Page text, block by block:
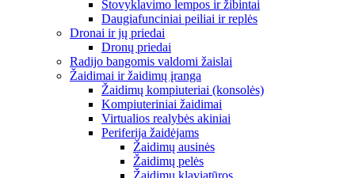
Stovyklavimo lempos ir žibintai
Daugiafunciniai peiliai ir replės
Dronai ir jų priedai
Dronų priedai
Radijo bangomis valdomi žaislai
Žaidimai ir žaidimų įranga
Žaidimų kompiuteriai (konsolės)
Kompiuteriniai žaidimai
Virtualios realybės akiniai
Periferija žaidėjams
Žaidimų ausinės
Žaidimų pelės
Žaidimų klaviatūros